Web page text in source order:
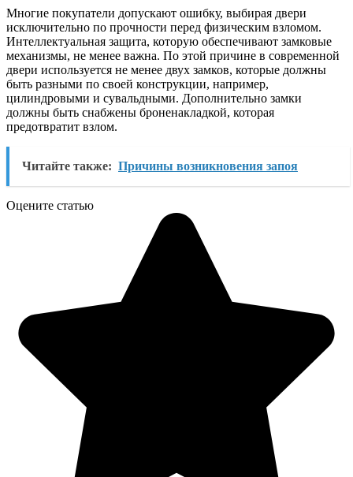
Многие покупатели допускают ошибку, выбирая двери
исключительно по прочности перед физическим взломом.
Интеллектуальная защита, которую обеспечивают замковые
механизмы, не менее важна. По этой причине в современной
двери используется не менее двух замков, которые должны
быть разными по своей конструкции, например,
цилиндровыми и сувальдными. Дополнительно замки
должны быть снабжены броненакладкой, которая
предотвратит взлом.
Читайте также: Причины возникновения запоя
Оцените статью